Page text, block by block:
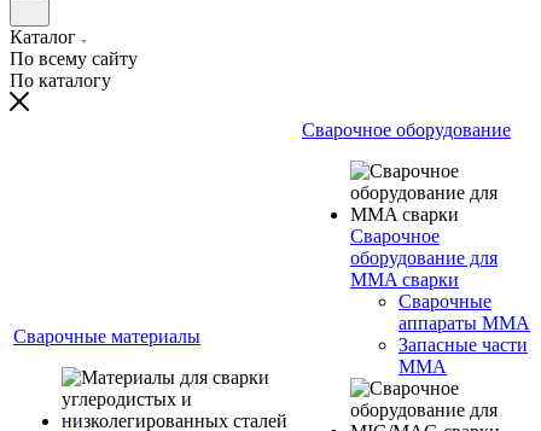
Каталог
По всему сайту
По каталогу
Сварочные материалы
Сварочное оборудование
Сварочное
оборудование для
MMA сварки
Сварочные
аппараты MMA
Запасные части
MMA